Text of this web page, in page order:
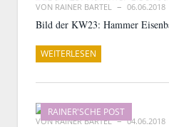
VON RAINER BARTEL 06.06.2018
Bild der KW23: Hammer
WEITERLESEN
RAINER'SCHE POST
VONRAINER BARTEL 04.06.2018